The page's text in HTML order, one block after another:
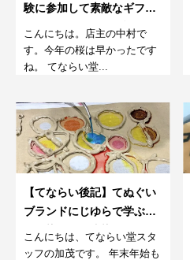
験に参加して素敵なギフト
を贈ってくださった話
こんにちは。店主の中村で
す。今年の桜は早かったです
ね。 てならい堂...
【てならい後記】てぬぐい
ブランドにじゆらで学ぶ注
いで染める『注染てぬぐ
い』12月
こんにちは、てならい堂スタ
ッフの加茂です。 年末年始も